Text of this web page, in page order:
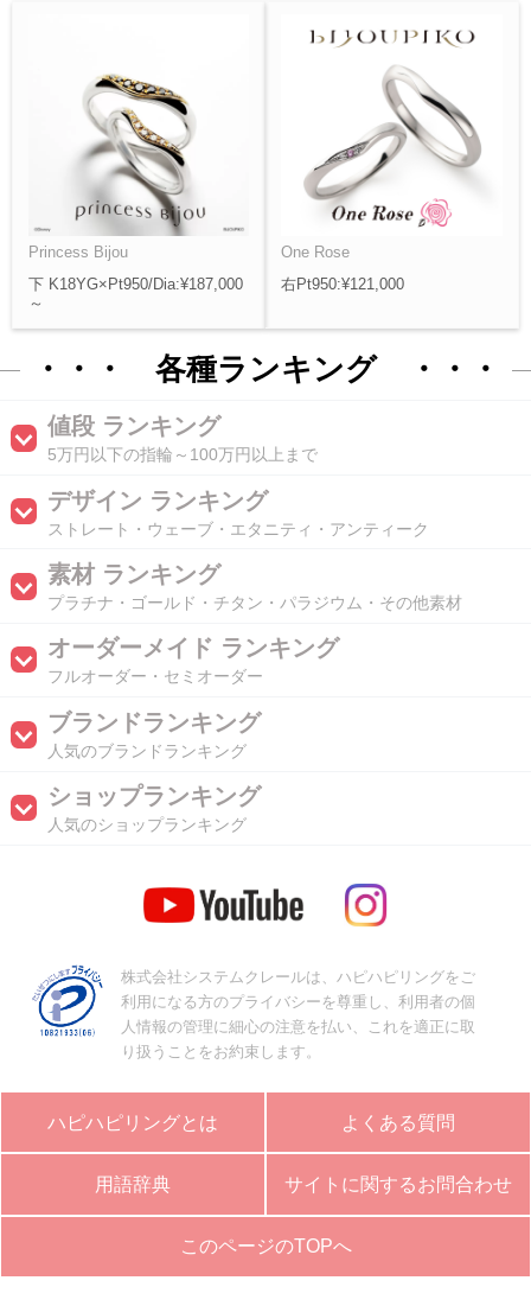
Princess Bijou
下 K18YG×Pt950/Dia:¥187,000
～
One Rose
右Pt950:¥121,000
・・・ 各種ランキング ・・・
値段 ランキング
5万円以下の指輪～100万円以上まで
デザイン ランキング
ストレート・ウェーブ・エタニティ・アンティーク
素材 ランキング
プラチナ・ゴールド・チタン・パラジウム・その他素材
オーダーメイド ランキング
フルオーダー・セミオーダー
ブランドランキング
人気のブランドランキング
ショップランキング
人気のショップランキング
株式会社システムクレールは、ハピハピリングをご
利用になる方のプライバシーを尊重し、利用者の個
人情報の管理に細心の注意を払い、これを適正に取
り扱うことをお約束します。
ハピハピリングとは よくある質問
用語辞典 サイトに関するお問合わせ
このページのTOPへ